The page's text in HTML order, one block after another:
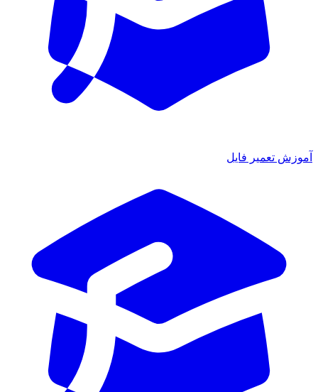
تعمیر فایل